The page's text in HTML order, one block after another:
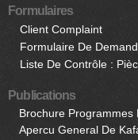
Formulaires
Client Complaint
Formulaire De
Liste De Contrôle :
Publications
Brochure Programmes
Apercu General De